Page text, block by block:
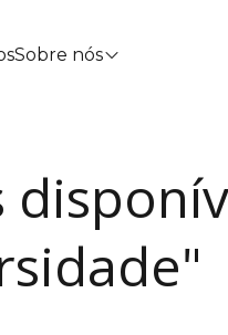
Sobre nós